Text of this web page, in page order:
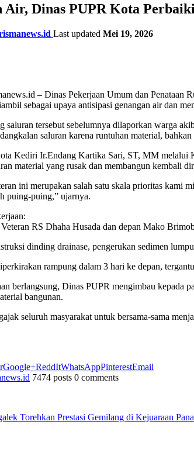
Air, Dinas PUPR Kota
Last updated Mei 19, 2026
– Dinas Pekerjaan Umum dan Penataan
sebagai upaya antisipasi genangan air dan
saluran tersebut sebelumnya dilaporkan warga
saluran karena runtuhan material,
Kediri Ir.Endang Kartika Sari, ST, MM melalui
material yang rusak dan membangun kembali
ini merupakan salah satu skala prioritas
puing-puing,” ujarnya.
RS Dhaha Husada dan depan Mako
dinding drainase, pengerukan sedimen
rampung dalam 3 hari ke depan,
berlangsung, Dinas PUPR mengimbau kepada
bangunan.
seluruh masyarakat untuk bersama-sama
Google+ReddItWhatsAppPinterestEmail
7474 posts 0 comments
Torehkan Prestasi Gemilang di Kejuaraan